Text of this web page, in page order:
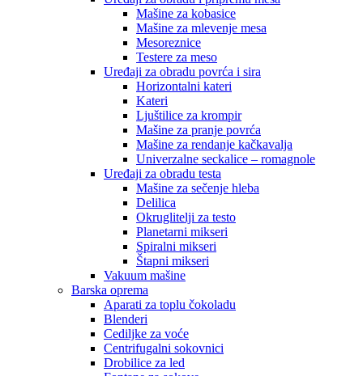
Mašine za kobasice
Mašine za mlevenje mesa
Mesoreznice
Testere za meso
Uređaji za obradu povrća i sira
Horizontalni kateri
Kateri
Ljuštilice za krompir
Mašine za pranje povrća
Mašine za rendanje kačkavalja
Univerzalne seckalice – romagnole
Uređaji za obradu testa
Mašine za sečenje hleba
Delilica
Okruglitelji za testo
Planetarni mikseri
Spiralni mikseri
Štapni mikseri
Vakuum mašine
Barska oprema
Aparati za toplu čokoladu
Blenderi
Cediljke za voće
Centrifugalni sokovnici
Drobilice za led